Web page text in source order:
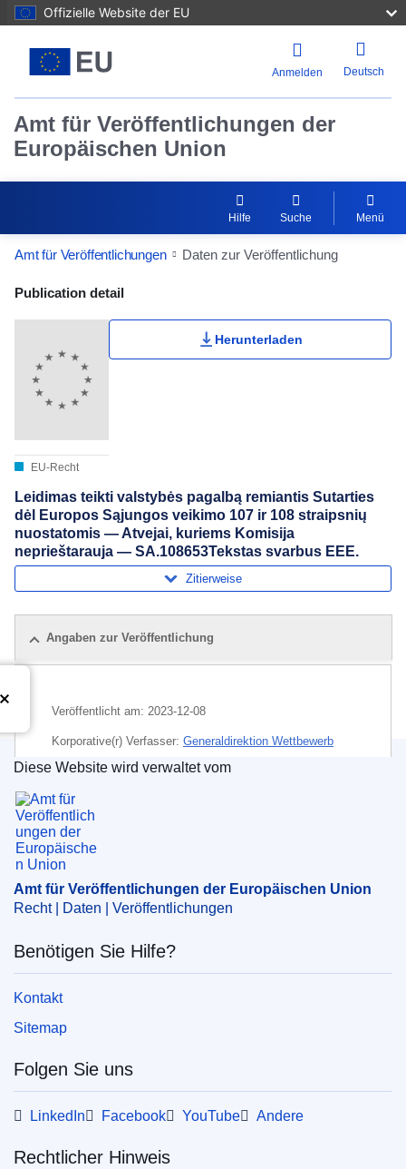
Offizielle Website der EU
Anmelden Deutsch
Amt für Veröffentlichungen der
Europäischen Union
Hilfe Suche Menü
Amt für Veröffentlichungen Daten zur Veröffentlichung
Publication Detail Actions Portlet
Publication detail
EU-Recht
Herunterladen
Leidimas teikti valstybės pagalbą remiantis Sutarties
dėl Europos Sąjungos veikimo 107 ir 108 straipsnių
nuostatomis — Atvejai, kuriems Komisija
neprieštarauja — SA.108653Tekstas svarbus EEE.
Zitierweise
Angaben zur Veröffentlichung
Veröffentlicht am: 2023-12-08
Korporative(r) Verfasser: Generaldirektion Wettbewerb
Europäische Kommission), Europäische Kommission
Thema:
staatliche Beihilfe
CELEX : 52023AS108653
ELI :C/2023/1424/oj
OJ : C_202301424
IMMC : C(2023)8260/3128849
Amt für Veröffentlichungen der Europäischen
Diese Website wird verwaltet vom
Amt für Veröffentlichungen der Europäischen Union
Recht | Daten | Veröffentlichungen
Benötigen Sie Hilfe?
Kontakt
Sitemap
Folgen Sie uns
LinkedIn Facebook YouTube Andere
Rechtlicher Hinweis